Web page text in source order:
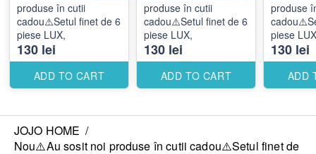
produse în cutii
cadou⚠️Setul finet de 6
piese LUX,
130 lei
ADD TO CART
produse în cutii
cadou⚠️Setul finet de 6
piese LUX,
130 lei
ADD TO CART
produse
piese
130 lei
ADD
JOJO HOME /
Nou⚠️Au sosit noi produse în cutii cadou⚠️Setul finet de